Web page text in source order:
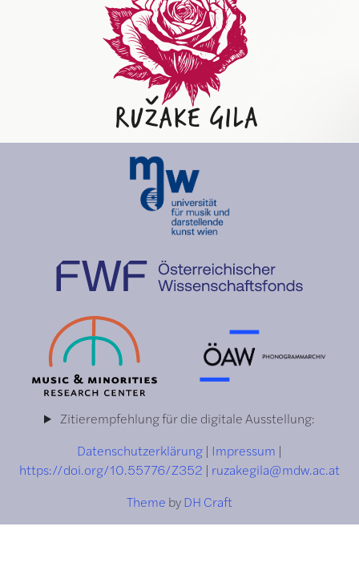
Zitierempfehlung für die digitale Ausstellung:
Datenschutzerklärung | Impressum |
https://doi.org/10.55776/Z352 | ruzakegila@mdw.ac.at
Theme byDH Craft